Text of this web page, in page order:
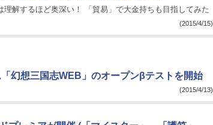
理解するほど奥深い！ 「貿易」で大金持ちも目指してみた
(2015/4/15)
幻想三国志WEB」のオープンβテストを開始
(2015/4/13)